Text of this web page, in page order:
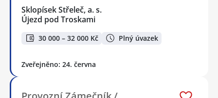
Sklopísek Střeleč, a. s.
Újezd pod Troskami
30 000 – 32 000 Kč Plný úvazek
Zveřejněno: 24. června